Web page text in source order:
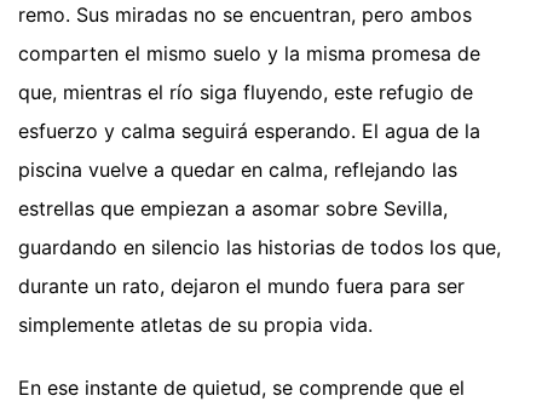
remo. Sus miradas no se encuentran, pero ambos
comparten el mismo suelo y la misma promesa de
que, mientras el río siga fluyendo, este refugio de
esfuerzo y calma seguirá esperando. El agua de la
piscina vuelve a quedar en calma, reflejando las
estrellas que empiezan a asomar sobre Sevilla,
guardando en silencio las historias de todos los que,
durante un rato, dejaron el mundo fuera para ser
simplemente atletas de su propia vida.
En ese instante de quietud, se comprende que el